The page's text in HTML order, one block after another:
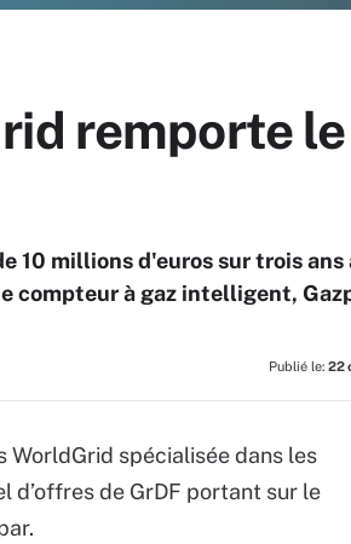
remporte
10 millions d'euros sur trois ans
compteur à gaz intelligent,
Publié le: 22
WorldGrid spécialisée dans les
d’offres de GrDF portant sur le